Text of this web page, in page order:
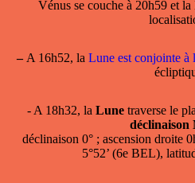
Vénus se couche à 20h59 et
–A 16h52, la Lune est conjointe à
- A 18h32, la Lunetraverse le
déclinaison
déclinaison 0° ; ascension droite
5°52’ (6e BEL),